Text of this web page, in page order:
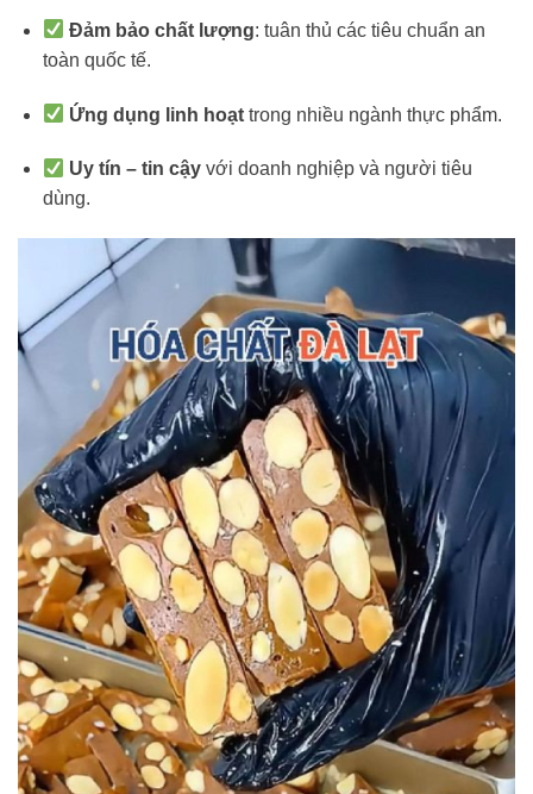
Đảm bảo chất lượng: tuân thủ các tiêu chuẩn an
toàn quốc tế.
Ứng dụng linh hoạt trong nhiều ngành thực phẩm.
Uy tín – tin cậy với doanh nghiệp và người tiêu
dùng.